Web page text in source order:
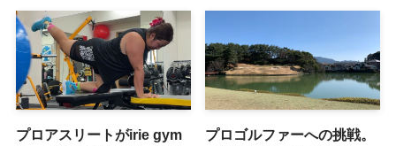
プロアスリートがirie gym
プロゴルファーへの挑戦。